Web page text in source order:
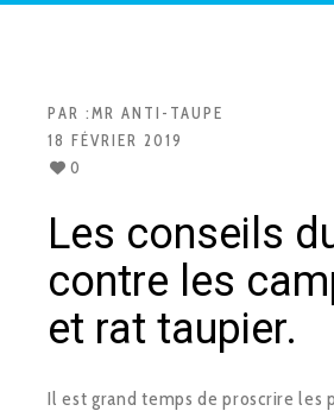
PAR :MR ANTI-TAUPE
18 FÉVRIER 2019
0
Les conseils
contre les
et rat taupier.
Il est grand temps de proscrire les